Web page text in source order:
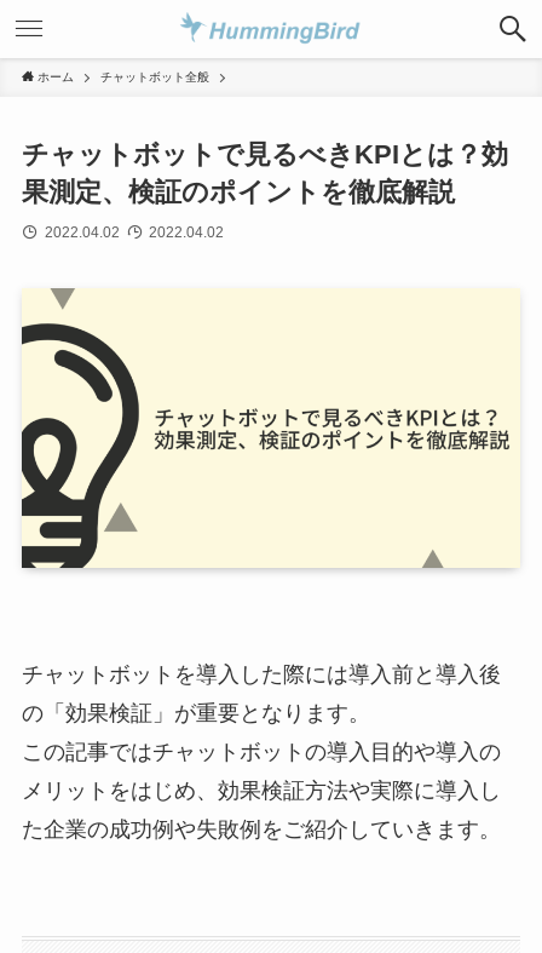
ホーム チャットボット全般
チャットボットで見るべきKPIとは？効
果測定、検証のポイントを徹底解説
2022.04.02 2022.04.02
チャットボットを導入した際には導入前と導入後
の「効果検証」が重要となります。
この記事ではチャットボットの導入目的や導入の
メリットをはじめ、効果検証方法や実際に導入し
た企業の成功例や失敗例をご紹介していきます。